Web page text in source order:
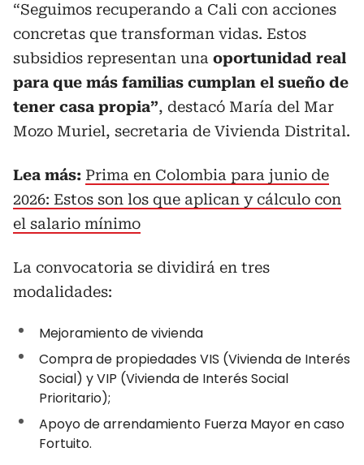
“Seguimos recuperando a Cali con acciones
concretas que transforman vidas. Estos
subsidios representan una oportunidad real
para que más familias cumplan el sueño de
tener casa propia”, destacó María del Mar
Mozo Muriel, secretaria de Vivienda Distrital.
Lea más: Prima en Colombia para junio de
2026: Estos son los que aplican y cálculo con
el salario mínimo
La convocatoria se dividirá en tres
modalidades:
Mejoramiento de vivienda
Compra de propiedades VIS (Vivienda de Interés
Social) y VIP (Vivienda de Interés Social
Prioritario);
Apoyo de arrendamiento Fuerza Mayor en caso
Fortuito.